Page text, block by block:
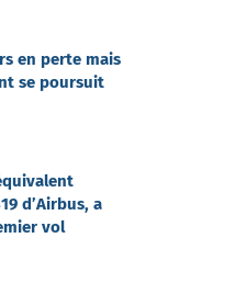
en perte mais
se poursuit
d’Airbus, a
vol